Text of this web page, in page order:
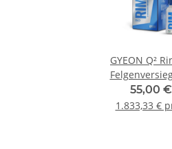
GYEON Q²
30 ml
55,00 €
1.833,33 €